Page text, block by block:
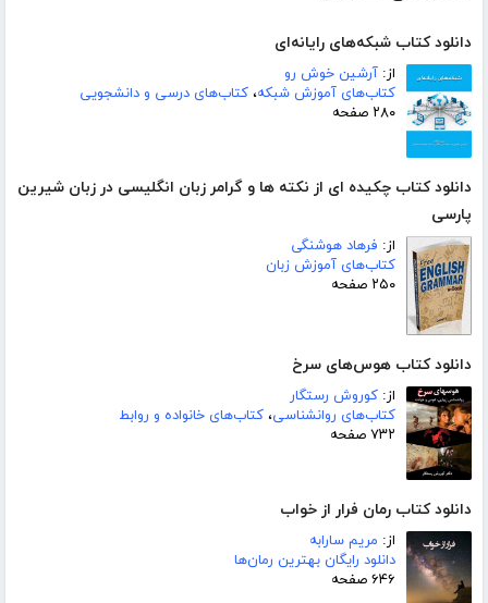
دانلود کتاب شبکه‌های رایانه‌ای
از: آرشین خوش رو
کتاب‌های آموزش شبکه، کتاب‌های درسی و دانشجویی
۲۸۰ صفحه
دانلود کتاب چکیده ای از نکته ها و گرامر زبان انگلیسی در زبان شیرین
پارسی
از: فرهاد هوشنگی
کتاب‌های آموزش زبان
۲۵۰ صفحه
دانلود کتاب هوس‌های سرخ
از: کوروش رستگار
کتاب‌های روانشناسی، کتاب‌های خانواده و روابط
۷۳۲ صفحه
دانلود کتاب رمان فرار از خواب
از: مریم سارابه
دانلود رایگان بهترین رمان‌ها
۶۴۶ صفحه